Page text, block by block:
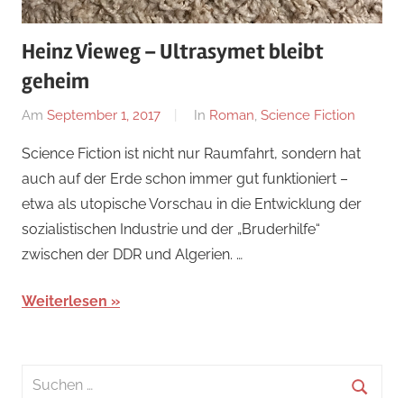
Heinz Vieweg – Ultrasymet bleibt
geheim
Am September 1, 2017
Von
In Roman, Science Fiction
Science Fiction ist nicht nur Raumfahrt, sondern hat
auch auf der Erde schon immer gut funktioniert –
etwa als utopische Vorschau in die Entwicklung der
sozialistischen Industrie und der „Bruderhilfe“
zwischen der DDR und Algerien. …
Weiterlesen
Suchen